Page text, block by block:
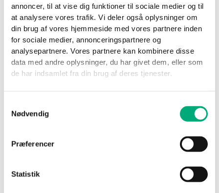
annoncer, til at vise dig funktioner til sociale medier og til
at analysere vores trafik. Vi deler også oplysninger om
din brug af vores hjemmeside med vores partnere inden
for sociale medier, annonceringspartnere og
analysepartnere. Vores partnere kan kombinere disse
data med andre oplysninger, du har givet dem, eller som
de har indsamlet fra din brug af deres tjenester.
Nødvendig
Præferencer
Statistik
Produkt i alt
Tilvalg i alt
Samlet i alt
Fortsæt til ordredetaljer
Vigtigt!
Alle produkter der sendes til reparation, skal være renset
forsvarligt og at alle forsendelser skal indeholde kopi af